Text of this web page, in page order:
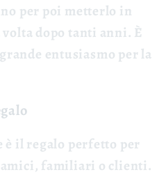
per poi metterlo in
dopo tanti anni. È
entusiasmo per la
è ilregalo perfetto per
familiari o clienti.